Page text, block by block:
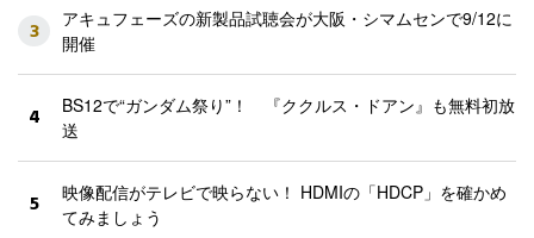
3
アキュフェーズの新製品試聴会が大阪・シマムセンで9/12に
開催
4
BS12で“ガンダム祭り”！ 『ククルス・ドアン』も無料初放
送
5
映像配信がテレビで映らない！ HDMIの「HDCP」を確かめ
てみましょう